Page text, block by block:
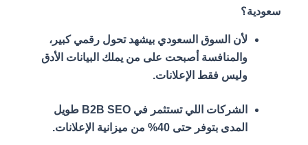
سعودية؟
لأن السوق السعودي بيشهد تحول رقمي كبير،
والمنافسة أصبحت على من يملك البيانات الأدق
وليس فقط الإعلانات.
الشركات اللي تستثمر في B2B SEO طويل
المدى بتوفر حتى 40% من ميزانية الإعلانات.